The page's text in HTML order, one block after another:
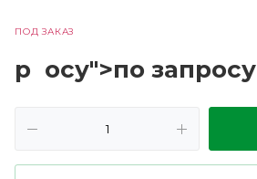
ПОД ЗАКАЗ
р осу">по запросу